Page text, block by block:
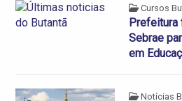
Cursos
Prefeitura
Sebrae
em
Notícias